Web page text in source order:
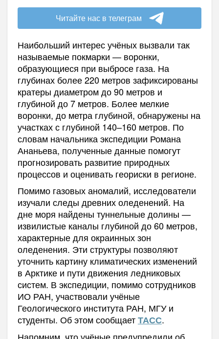
Читайте нас в телеграм
Наибольший интерес учёных вызвали так
называемые покмарки — воронки,
образующиеся при выбросе газа. На
глубинах более 220 метров зафиксированы
кратеры диаметром до 90 метров и
глубиной до 7 метров. Более мелкие
воронки, до метра глубиной, обнаружены на
участках с глубиной 140–160 метров. По
словам начальника экспедиции Романа
Ананьева, полученные данные помогут
прогнозировать развитие природных
процессов и оценивать геориски в регионе.
Помимо газовых аномалий, исследователи
изучали следы древних оледенений. На
дне моря найдены туннельные долины —
извилистые каналы глубиной до 60 метров,
характерные для окраинных зон
оледенения. Эти структуры позволяют
уточнить картину климатических изменений
в Арктике и пути движения ледниковых
систем. В экспедиции, помимо сотрудников
ИО РАН, участвовали учёные
Геологического института РАН, МГУ и
студенты. Об этом сообщаетТАСС.